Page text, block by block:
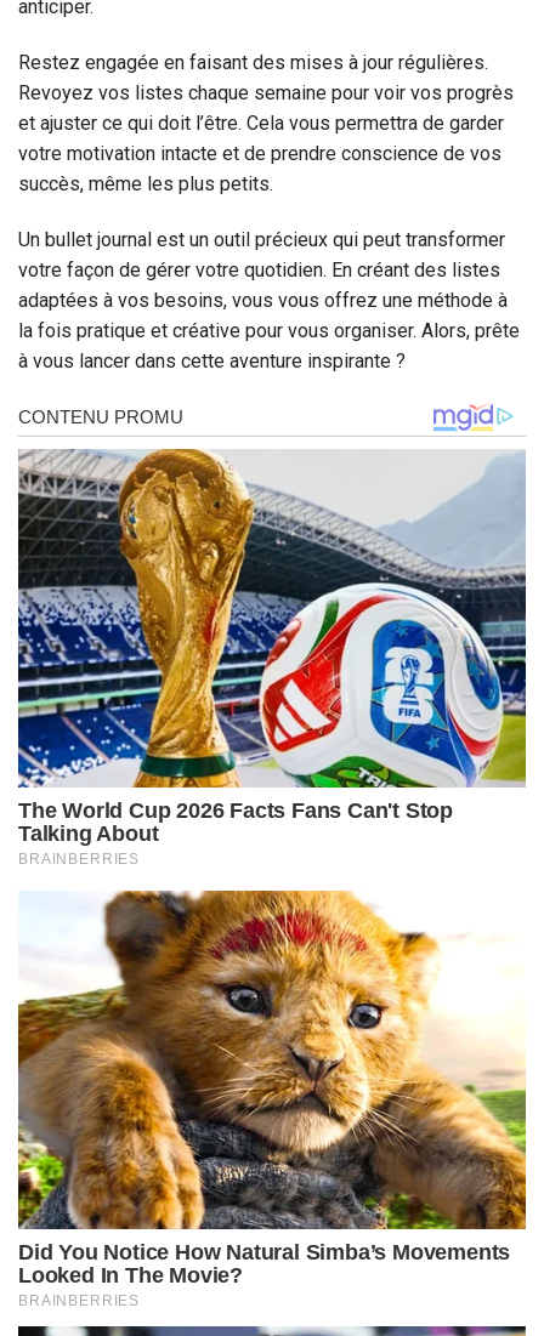
anticiper.
Restez engagée en faisant des mises à jour régulières.
Revoyez vos listes chaque semaine pour voir vos progrès
et ajuster ce qui doit l’être. Cela vous permettra de garder
votre motivation intacte et de prendre conscience de vos
succès, même les plus petits.
Un bullet journal est un outil précieux qui peut transformer
votre façon de gérer votre quotidien. En créant des listes
adaptées à vos besoins, vous vous offrez une méthode à
la fois pratique et créative pour vous organiser. Alors, prête
à vous lancer dans cette aventure inspirante ?